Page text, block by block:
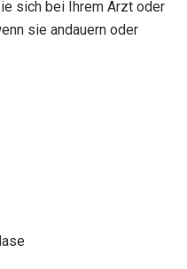
sich bei Ihrem Arzt oder
sie andauern oder